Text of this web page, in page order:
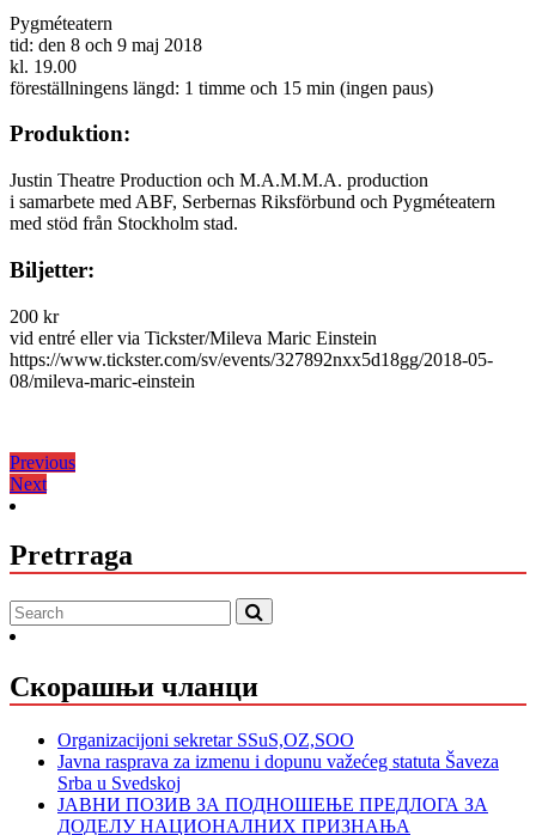
Pygméteatern
tid: den 8 och 9 maj 2018
kl. 19.00
föreställningens längd: 1 timme och 15 min (ingen paus)
Produktion:
Justin Theatre Production och M.A.M.M.A. production
i samarbete med ABF, Serbernas Riksförbund och Pygméteatern
med stöd från Stockholm stad.
Biljetter:
200 kr
vid entré eller via Tickster/Mileva Maric Einstein
https://www.tickster.com/sv/events/327892nxx5d18gg/2018-05-
08/mileva-maric-einstein
Кретање
чланка
PreviousPrevious
NextNext
Pretrraga
Скорашњи чланци
Organizacijoni sekretar SSuS,OZ,SOO
Javna rasprava za izmenu i dopunu važećeg statuta Šaveza
Srba u Svedskoj
ЈАВНИ ПОЗИВ ЗА ПОДНОШЕЊЕ ПРЕДЛОГА ЗА
ДОДЕЛУ НАЦИОНАЛНИХ ПРИЗНАЊА